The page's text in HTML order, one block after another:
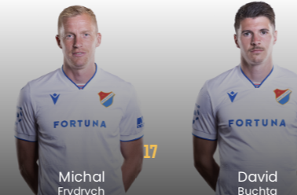
9
David
Buchta
Karel
Pojezný